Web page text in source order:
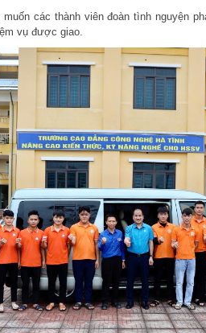
các thành viên đoàn tình nguyện
vụ được giao.